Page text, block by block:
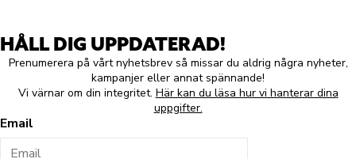
HÅLL DIG UPPDATERAD!
Prenumerera på vårt nyhetsbrev så missar du aldrig några nyheter,
kampanjer eller annat spännande!
Vi värnar om din integritet. Här kan du läsa hur vi hanterar dina
uppgifter.
Email